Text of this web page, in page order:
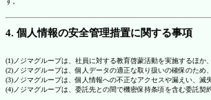
4. 個人情報の安全管理措置に関する事項
(1)ノジマグループは、社員に対する教育啓蒙活動を実施するほか
(2)ノジマグループは、個人データの適正な取り扱いの確保のた
(3)ノジマグループは、個人情報への不正なアクセスや漏えい、滅
(4)ノジマグループは、委託先との間で機密保持条項を含む委託